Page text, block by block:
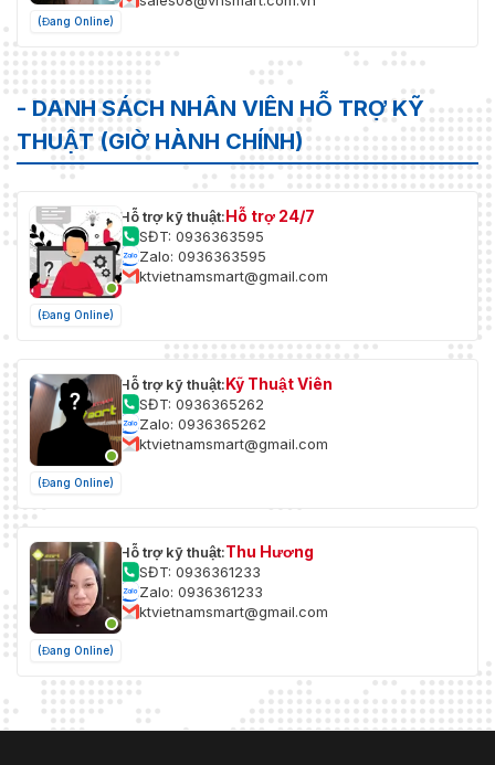
(Đang Online)
- DANH SÁCH NHÂN VIÊN HỖ TRỢ KỸ
THUẬT (GIỜ HÀNH CHÍNH)
(Đang Online)
Hỗ trợ kỹ thuật:Hỗ trợ 24/7
SĐT: 0936363595
Zalo: 0936363595
ktvietnamsmart@gmail.com
(Đang Online)
Hỗ trợ kỹ thuật:Kỹ Thuật Viên
SĐT: 0936365262
Zalo: 0936365262
ktvietnamsmart@gmail.com
(Đang Online)
Hỗ trợ kỹ thuật:Thu Hương
SĐT: 0936361233
Zalo: 0936361233
ktvietnamsmart@gmail.com